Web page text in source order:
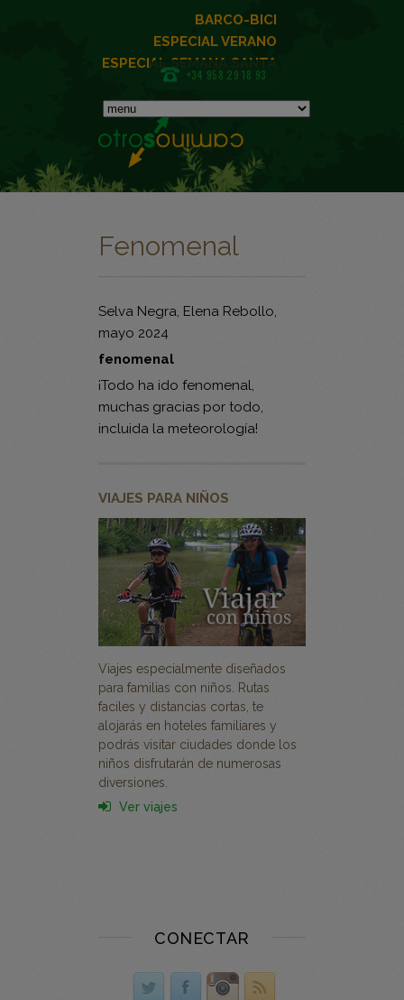
BARCO-BICI
ESPECIAL VERANO
ESPECIAL SEMANA SANTA
+34 958 29 18 93
Fenomenal
Selva Negra, Elena Rebollo,
mayo 2024
fenomenal
¡Todo ha ido fenomenal,
muchas gracias por todo,
incluida la meteorología!
VIAJES PARA NIÑOS
Viajes especialmente diseñados
para familias con niños. Rutas
faciles y distancias cortas, te
alojarás en hoteles familiares y
podrás visitar ciudades donde los
niños disfrutarán de numerosas
diversiones.
Ver viajes
CONECTAR